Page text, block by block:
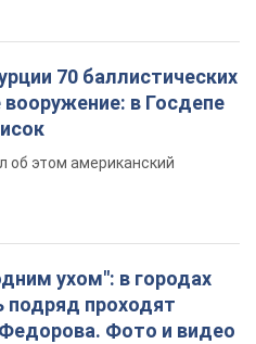
70 баллистических
в Госдепе
об этом американский
ухом": в городах
подряд проходят
Фото и видео